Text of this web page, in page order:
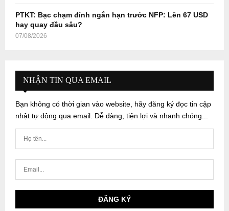
PTKT: Bạc chạm đỉnh ngắn hạn trước NFP: Lên 67 USD
hay quay đầu sâu?
07/08/2026
NHẬN TIN QUA EMAIL
Bạn không có thời gian vào website, hãy đăng ký đọc tin cập
nhật tự động qua email. Dễ dàng, tiện lợi và nhanh chóng...